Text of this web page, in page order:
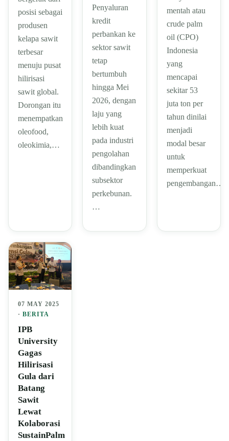
posisi sebagai
produsen
kelapa sawit
terbesar
menuju pusat
hilirisasi
sawit global.
Dorongan itu
menempatkan
oleofood,
oleokimia,…
Penyaluran
kredit
perbankan ke
sektor sawit
tetap
bertumbuh
hingga Mei
2026, dengan
laju yang
lebih kuat
pada industri
pengolahan
dibandingkan
subsektor
perkebunan.
…
mentah atau
crude palm
oil (CPO)
Indonesia
yang
mencapai
sekitar 53
juta ton per
tahun dinilai
menjadi
modal besar
untuk
memperkuat
pengembangan…
07 MAY 2025
· BERITA
IPB
University
Gagas
Hilirisasi
Gula dari
Batang
Sawit
Lewat
Kolaborasi
SustainPalm